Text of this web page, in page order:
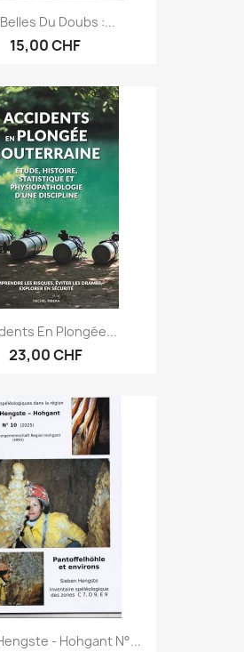
Du Doubs :...
15,00 CHF
En Plongée...
23,00 CHF
- Hohgant N°...